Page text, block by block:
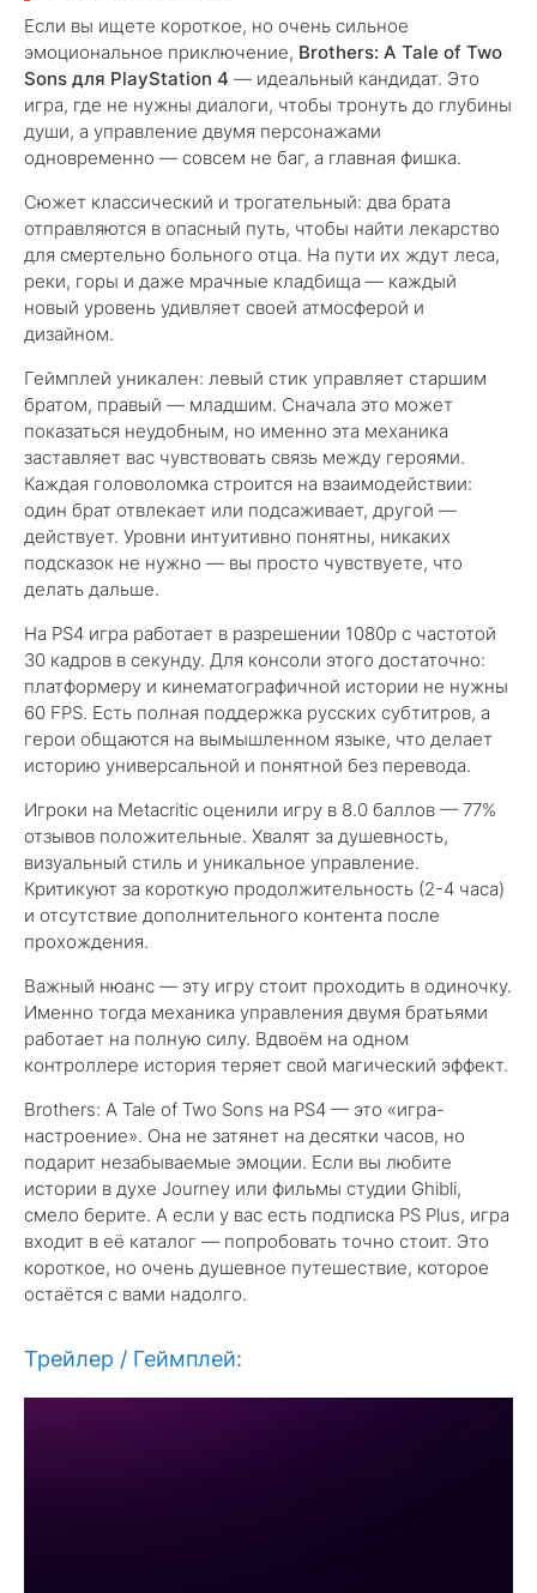
Если вы ищете короткое, но очень сильное
эмоциональное приключение, Brothers: A Tale of Two
Sons для PlayStation 4 — идеальный кандидат. Это
игра, где не нужны диалоги, чтобы тронуть до глубины
души, а управление двумя персонажами
одновременно — совсем не баг, а главная фишка.
Сюжет классический и трогательный: два брата
отправляются в опасный путь, чтобы найти лекарство
для смертельно больного отца. На пути их ждут леса,
реки, горы и даже мрачные кладбища — каждый
новый уровень удивляет своей атмосферой и
дизайном.
Геймплей уникален: левый стик управляет старшим
братом, правый — младшим. Сначала это может
показаться неудобным, но именно эта механика
заставляет вас чувствовать связь между героями.
Каждая головоломка строится на взаимодействии:
один брат отвлекает или подсаживает, другой —
действует. Уровни интуитивно понятны, никаких
подсказок не нужно — вы просто чувствуете, что
делать дальше.
На PS4 игра работает в разрешении 1080p с частотой
30 кадров в секунду. Для консоли этого достаточно:
платформеру и кинематографичной истории не нужны
60 FPS. Есть полная поддержка русских субтитров, а
герои общаются на вымышленном языке, что делает
историю универсальной и понятной без перевода.
Игроки на Metacritic оценили игру в 8.0 баллов — 77%
отзывов положительные. Хвалят за душевность,
визуальный стиль и уникальное управление.
Критикуют за короткую продолжительность (2-4 часа)
и отсутствие дополнительного контента после
прохождения.
Важный нюанс — эту игру стоит проходить в одиночку.
Именно тогда механика управления двумя братьями
работает на полную силу. Вдвоём на одном
контроллере история теряет свой магический эффект.
Brothers: A Tale of Two Sons на PS4 — это «игра-
настроение». Она не затянет на десятки часов, но
подарит незабываемые эмоции. Если вы любите
истории в духе Journey или фильмы студии Ghibli,
смело берите. А если у вас есть подписка PS Plus, игра
входит в её каталог — попробовать точно стоит. Это
короткое, но очень душевное путешествие, которое
остаётся с вами надолго.
Трейлер / Геймплей: